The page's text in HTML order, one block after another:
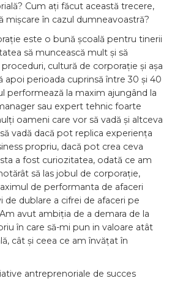
Cum ați făcut această trecere,
mișcare în cazul dumneavoastră?
este o bună școală pentru tinerii
să muncească mult și să
cultură de corporație și așa
apoi perioada cuprinsă între 30 și 40
performează la maxim ajungând la
sau expert tehnic foarte
oameni care vor să vadă și altceva
vadă dacă pot replica experiența
propriu, dacă pot crea ceva
a fost curiozitatea, odată ce am
să las jobul de corporație,
de performanta de afaceri
de dublare a cifrei de afaceri pe
avut ambiția de a demara de la
în care să-mi pun in valoare atât
cât și ceea ce am învățat în
antreprenoriale de succes